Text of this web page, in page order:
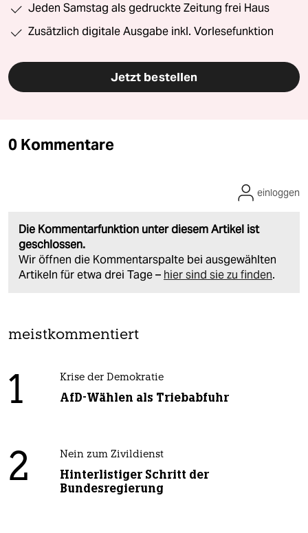
Jeden Samstag als gedruckte Zeitung frei Haus
Zusätzlich digitale Ausgabe inkl. Vorlesefunktion
Jetzt bestellen
0 Kommentare
Die Kommentarfunktion unter diesem Artikel ist
geschlossen.
Wir öffnen die Kommentarspalte bei ausgewählten
Artikeln für etwa drei Tage – hier sind sie zu finden.
einloggen
meistkommentiert
1 Krise der Demokratie
AfD-Wählen als Triebabfuhr
2 Nein zum Zivildienst
Hinterlistiger Schritt der
Bundesregierung